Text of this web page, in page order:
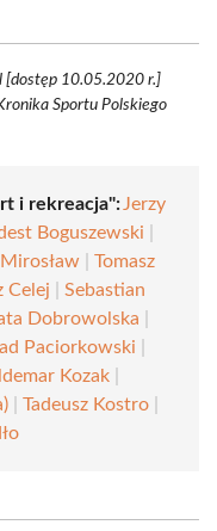
[dostęp 10.05.2020 r.]
Sportu Polskiego
i rekreacja": Jerzy
Boguszewski
Tomasz
Celej
Sebastian
Dobrowolska
Paciorkowski
Kozak
Tadeusz Kostro